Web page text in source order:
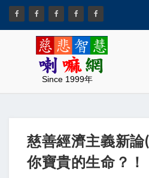
Since 1999年
慈善經濟主義新論
你寶貴的生命？！